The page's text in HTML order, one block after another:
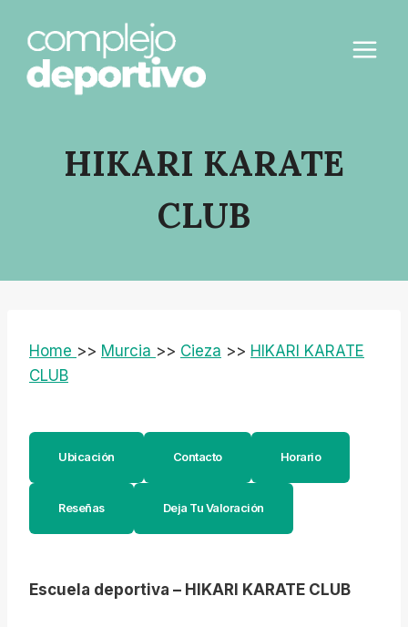
contenido
HIKARI KARATE
CLUB
Home >> Murcia >> Cieza >> HIKARI KARATE
CLUB
Ubicación Contacto Horario
Reseñas Deja Tu Valoración
Escuela deportiva – HIKARI KARATE CLUB